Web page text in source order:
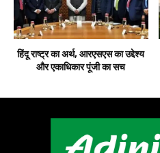
हिंदू राष्ट्र का अर्थ, आरएसएस का उद्देश्य
और एकाधिकार पूंजी का सच